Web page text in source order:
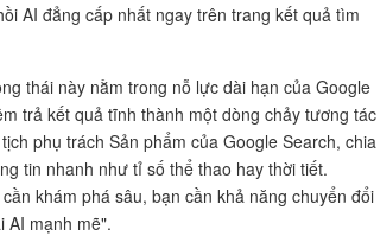
AI đẳng cấp nhất ngay trên trang kết quả tìm
thái này nằm trong nỗ lực dài hạn của Google
trả kết quả tĩnh thành một dòng chảy tương tác
phụ trách Sản phẩm của Google Search, chia
tin nhanh như tỉ số thể thao hay thời tiết.
khám phá sâu, bạn cần khả năng chuyển đổi
AI mạnh mẽ".